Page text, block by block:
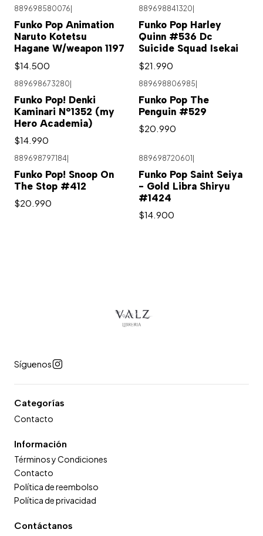
889698580076
Funko Pop Animation
Naruto Kotetsu
Hagane W/weapon 1197
$14.500
889698841320
Funko Pop Harley
Quinn #536 Dc
Suicide Squad Isekai
$21.990
889698673280|
Funko Pop! Denki
Kaminari N°1352 (my
Hero Academia)
$14.990
889698806985|
Funko Pop The
Penguin #529
$20.990
889698797184
Funko Pop! Snoop On
The Stop #412
$20.990
889698720601
Funko Pop Saint Seiya
- Gold Libra Shiryu
#1424
$14.900
Síguenos
Categorías
Contacto
Información
Términos y Condiciones
Contacto
Política de reembolso
Política de privacidad
Contáctanos